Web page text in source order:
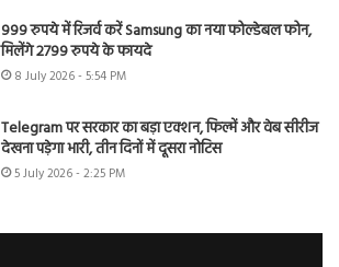
999 रुपये में रिजर्व करें Samsung का नया फोल्डेबल फोन,
मिलेंगे 2799 रुपये के फायदे
8 July 2026 - 5:54 PM
Telegram पर सरकार का बड़ा एक्शन, फिल्में और वेब सीरीज
देखना पड़ेगा भारी, तीन दिनों में दूसरा नोटिस
5 July 2026 - 2:25 PM